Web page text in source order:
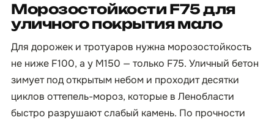
Морозостойкости F75 для
уличного покрытия мало
Для дорожек и тротуаров нужна морозостойкость
не ниже F100, а у М150 — только F75. Уличный бетон
зимует под открытым небом и проходит десятки
циклов оттепель-мороз, которые в Ленобласти
быстро разрушают слабый камень. По прочности